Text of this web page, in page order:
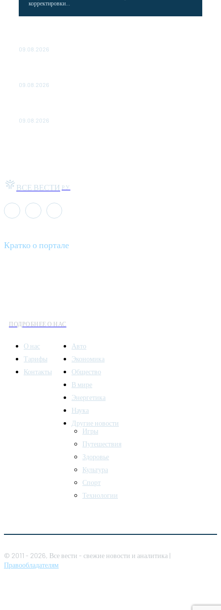
корректировки...
09.08.2026
09.08.2026
09.08.2026
ВСЕ ВЕСТИ РУ
Кратко о портале
ПОДРОБНЕЕ О НАС
О нас
Тарифы
Контакты
Авто
Экономика
Общество
В мире
Энергетика
Наука
Другие новости
Игры
Путешествия
Здоровье
Культура
Спорт
Технологии
© 2011 - 2026, Все вести - свежие новости и аналитика |
Правообладателям